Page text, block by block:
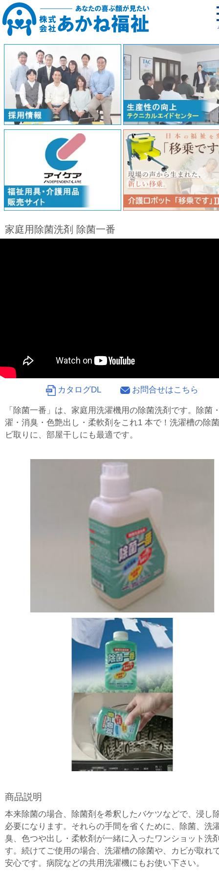
家庭用除菌洗剤 除菌一番
カタログDL お問合せはこちら
「除菌一番」は、家庭用洗濯機用の除菌洗剤です。除菌
濯・消臭・色艶出し・柔軟剤をこれ1 本で！洗濯槽の除
ビ取りに、部屋干しにも最適です。
商品説明
本来除菌の場合、除菌剤を希釈したバケツなどで、浸し
必要になります。それらの手間を省くために、除菌、洗
臭、色つや出し・柔軟剤が一緒に入ったワンショット洗
す。続けてご使用の場合、洗濯槽の除菌や、カビが取れ
安心です。病院などの共用洗濯機にもお使い下さい。